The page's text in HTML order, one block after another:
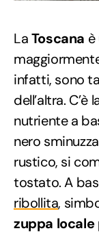
LaToscana
infatti, sono
dell’altra. C’è
nutriente a
nero
rustico, si
tostato. A
ribollita,
zuppa